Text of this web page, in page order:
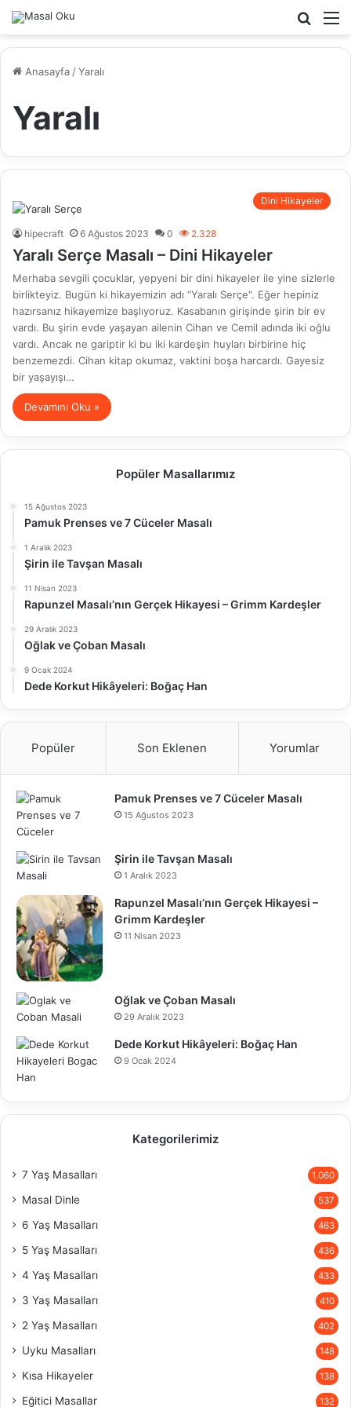
Arama
Anasayfa /Yaralı
Yaralı
Dini Hikayeler
hipecraft 6 Ağustos 2023 0 2.328
Yaralı Serçe Masalı – Dini Hikayeler
Merhaba sevgili çocuklar, yepyeni bir dini hikayeler ile yine sizlerle
birlikteyiz. Bugün ki hikayemizin adı “Yaralı Serçe“. Eğer hepiniz
hazırsanız hikayemize başlıyoruz. Kasabanın girişinde şirin bir ev
vardı. Bu şirin evde yaşayan ailenin Cihan ve Cemil adında iki oğlu
vardı. Ancak ne gariptir ki bu iki kardeşin huyları birbirine hiç
benzemezdi. Cihan kitap okumaz, vaktini boşa harcardı. Gayesiz
bir yaşayışı…
Devamını Oku »
Popüler Masallarımız
15 Ağustos 2023
Pamuk Prenses ve 7 Cüceler Masalı
1 Aralık 2023
Şirin ile Tavşan Masalı
11 Nisan 2023
Rapunzel Masalı’nın Gerçek Hikayesi – Grimm Kardeşler
29 Aralık 2023
Oğlak ve Çoban Masalı
9 Ocak 2024
Dede Korkut Hikâyeleri: Boğaç Han
Popüler Son Eklenen Yorumlar
Pamuk Prenses ve 7 Cüceler Masalı
15 Ağustos 2023
Şirin ile Tavşan Masalı
1 Aralık 2023
Rapunzel Masalı’nın Gerçek Hikayesi –
Grimm Kardeşler
11 Nisan 2023
Oğlak ve Çoban Masalı
29 Aralık 2023
Dede Korkut Hikâyeleri: Boğaç Han
9 Ocak 2024
Kategorilerimiz
7 Yaş Masalları 1.060
Masal Dinle 537
6 Yaş Masalları 463
5 Yaş Masalları 436
4 Yaş Masalları 433
3 Yaş Masalları 410
2 Yaş Masalları 402
Uyku Masalları 148
Kısa Hikayeler 138
Eğitici Masallar 132